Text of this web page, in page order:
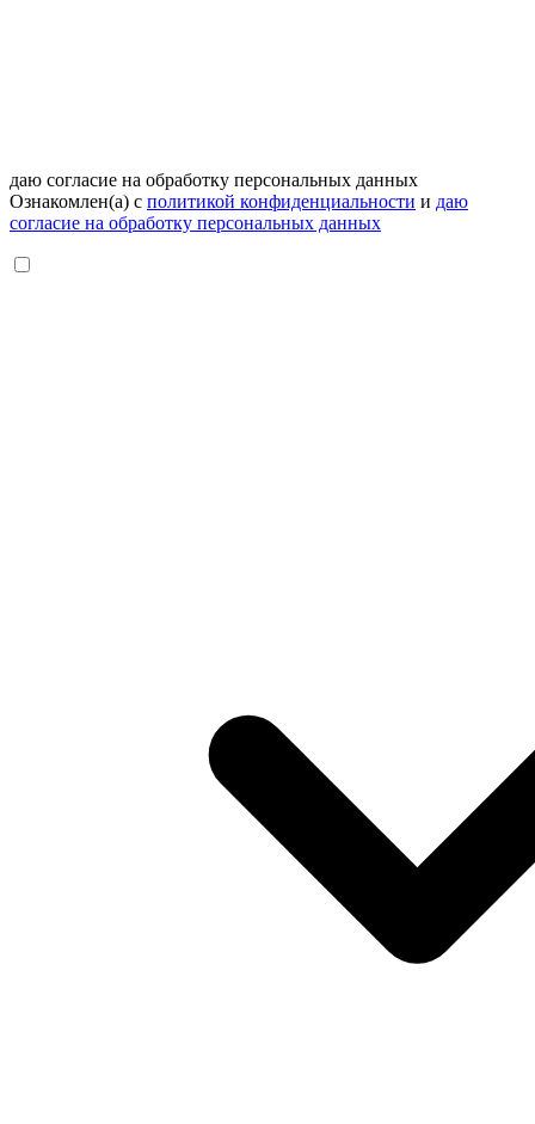
даю согласие на обработку персональных данных
Ознакомлен(а) с политикой конфиденциальности и даю
согласие на обработку персональных данных